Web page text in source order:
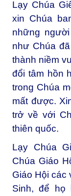
Lạy Chúa
xin Chúa
những
như Chúa
thành niềm
đổi tâm hồn
trong Chúa
mất được.
trở về với
thiên quốc.
Lạy Chúa
Chúa Giáo
Giáo Hội các
Sinh, để họ